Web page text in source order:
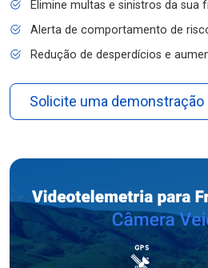
Elimine multas e sinistros da sua
Alerta de comportamento de
Redução de desperdícios e
Solicite uma demonstração